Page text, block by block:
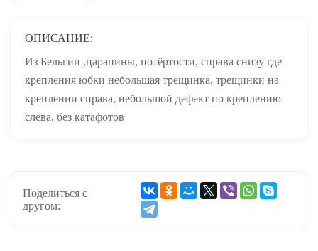
ОПИСАНИЕ:
Из Бельгии ,царапины, потёртости, справа снизу где
крепления юбки небольшая трещинка, трещинки на
креплении справа, небольшой дефект по креплению
слева, без катафотов
Поделиться с
другом: